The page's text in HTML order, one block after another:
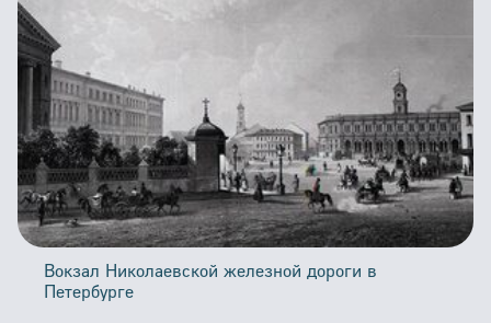
Вокзал Николаевской железной дороги в
Петербурге